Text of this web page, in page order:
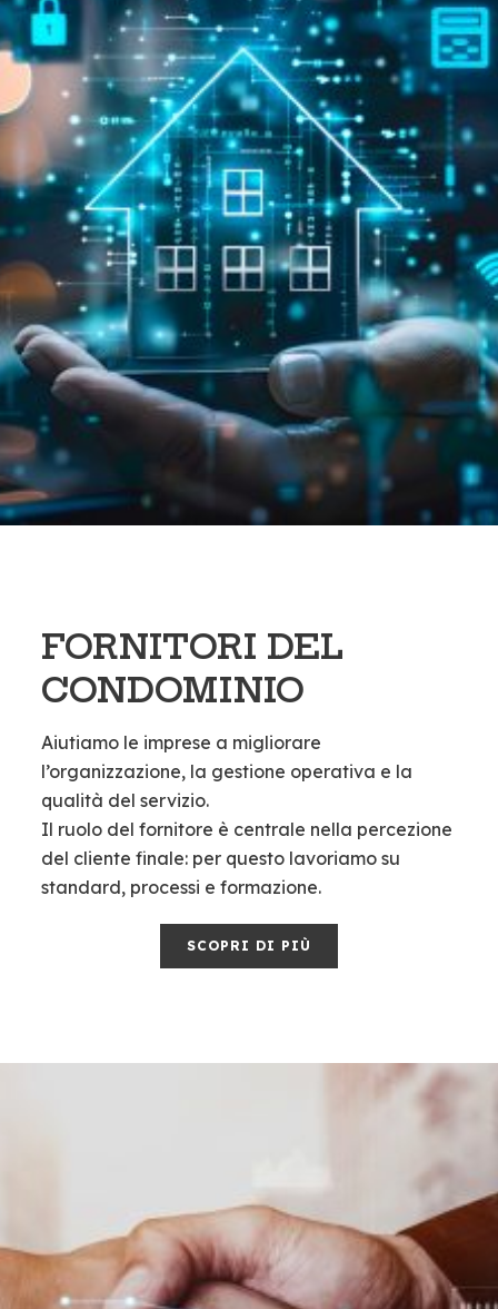
FORNITORI DEL
CONDOMINIO
Aiutiamo le imprese a migliorare
l’organizzazione, la gestione operativa e la
qualità del servizio.
Il ruolo del fornitore è centrale nella percezione
del cliente finale: per questo lavoriamo su
standard, processi e formazione.
SCOPRI DI PIÙ